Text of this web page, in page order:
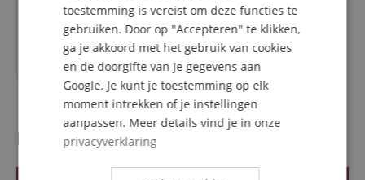
67,90€
Recensies van klanten
toestemming is vereist om deze functies te
gebruiken. Door op "Accepteren" te klikken,
ga je akkoord met het gebruik van cookies
en de doorgifte van je gegevens aan
Google. Je kunt je toestemming op elk
moment intrekken of je instellingen
aanpassen. Meer details vind je in onze
privacyverklaring